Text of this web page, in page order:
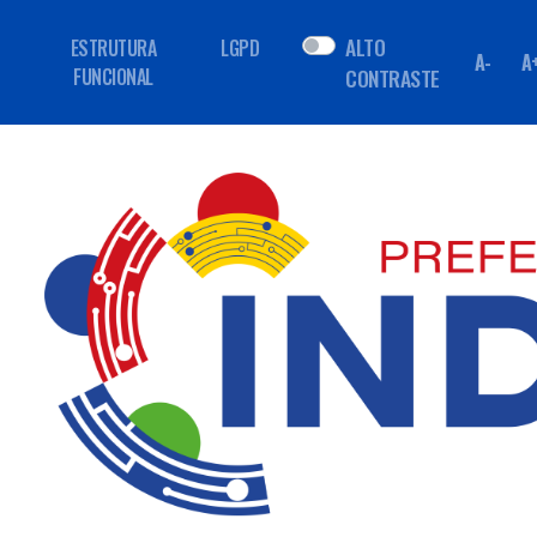
ESTRUTURA
FUNCIONAL
LGPD
ALTO
CONTRASTE
A-